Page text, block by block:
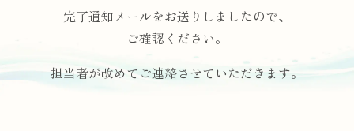
完了通知メールをお送りしましたので、
ご確認ください。
担当者が改めてご連絡させていただきます。